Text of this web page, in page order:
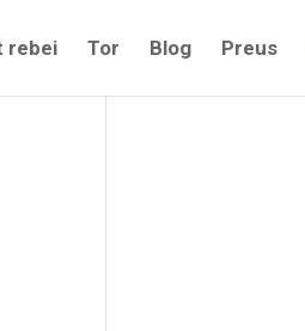
rebei Tor Blog Preus